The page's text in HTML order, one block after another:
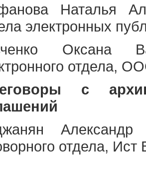
Наталья
электронных
Оксана
отдела,
с
Александр
отдела,